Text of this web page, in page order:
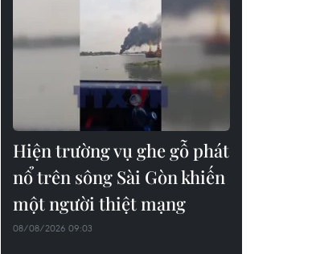
Hiện trường vụ ghe gỗ phát
nổ trên sông Sài Gòn khiến
một người thiệt mạng
08/08/2026 09:03